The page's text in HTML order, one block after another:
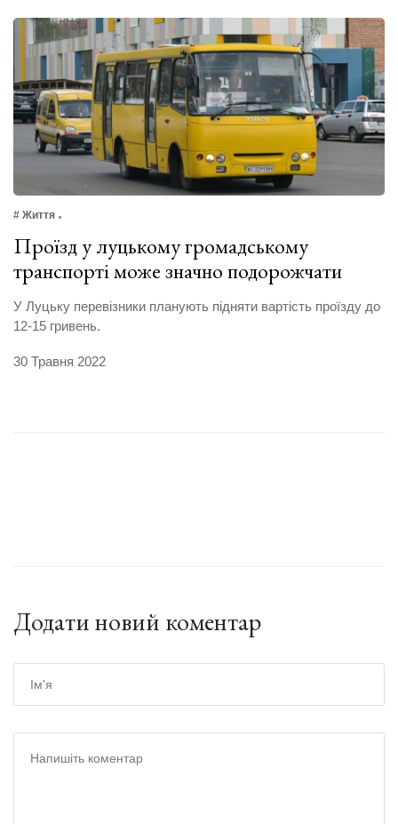
# Життя
Проїзд у луцькому громадському
транспорті може значно подорожчати
У Луцьку перевізники планують підняти вартість проїзду до
12-15 гривень.
30 Травня 2022
Додати новий коментар